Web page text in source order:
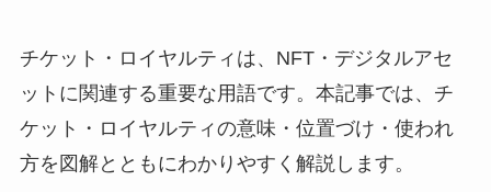
チケット・ロイヤルティは、NFT・デジタルアセ
ットに関連する重要な用語です。本記事では、チ
ケット・ロイヤルティの意味・位置づけ・使われ
方を図解とともにわかりやすく解説します。